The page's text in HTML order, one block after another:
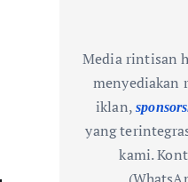
Media rintisan
menyediakan
iklan,
yang
kami.